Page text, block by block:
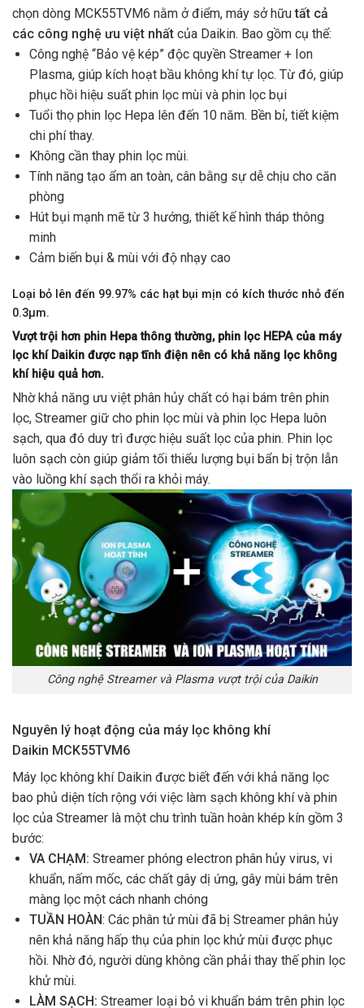
chọn dòng MCK55TVM6 nằm ở điểm, máy sở hữutất cả
các công nghệ ưu việt nhất của Daikin. Bao gồm cụ thể:
Công nghệ “Bảo vệ kép” độc quyền Streamer + Ion
Plasma, giúp kích hoạt bầu không khí tự lọc. Từ đó, giúp
phục hồi hiệu suất phin lọc mùi và phin lọc bụi
Tuổi thọ phin lọc Hepa lên đến 10 năm. Bền bỉ, tiết kiệm
chi phí thay.
Không cần thay phin lọc mùi.
Tính năng tạo ẩm an toàn, cân bằng sự dễ chịu cho căn
phòng
Hút bụi mạnh mẽ từ 3 hướng, thiết kế hình tháp thông
minh
Cảm biến bụi & mùi với độ nhạy cao
Loại bỏ lên đến 99.97% các hạt bụi mịn có kích thước nhỏ đến
0.3µm.
Vượt trội hơn phin Hepa thông thường, phin lọc HEPA của máy
lọc khí Daikin được nạp tĩnh điện nên có khả năng lọc không
khí hiệu quả hơn.
Nhờ khả năng ưu việt phân hủy chất có hại bám trên phin
lọc, Streamer giữ cho phin lọc mùi và phin lọc Hepa luôn
sạch, qua đó duy trì được hiệu suất lọc của phin. Phin lọc
luôn sạch còn giúp giảm tối thiểu lượng bụi bẩn bị trộn lẫn
vào luồng khí sạch thổi ra khỏi máy.
Công nghệ Streamer và Plasma vượt trội của Daikin
Nguyên lý hoạt động của máy lọc không khí
Daikin MCK55TVM6
Máy lọc không khí Daikin được biết đến với khả năng lọc
bao phủ diện tích rộng với việc làm sạch không khí và phin
lọc của Streamer là một chu trình tuần hoàn khép kín gồm 3
bước:
VA CHẠM: Streamer phóng electron phân hủy virus, vi
khuẩn, nấm mốc, các chất gây dị ứng, gây mùi bám trên
màng lọc một cách nhanh chóng
TUẦN HOÀN: Các phân tử mùi đã bị Streamer phân hủy
nên khả năng hấp thụ của phin lọc khử mùi được phục
hồi. Nhờ đó, người dùng không cần phải thay thế phin lọc
khử mùi.
LÀM SẠCH: Streamer loại bỏ vi khuẩn bám trên phin lọc